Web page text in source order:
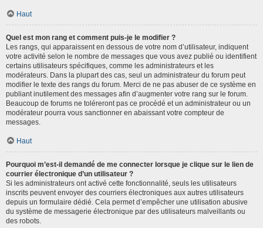
Haut
Quel est mon rang et comment puis-je le modifier ?
Les rangs, qui apparaissent en dessous de votre nom d’utilisateur, indiquent
votre activité selon le nombre de messages que vous avez publié ou identifient
certains utilisateurs spécifiques, comme les administrateurs et les
modérateurs. Dans la plupart des cas, seul un administrateur du forum peut
modifier le texte des rangs du forum. Merci de ne pas abuser de ce système en
publiant inutilement des messages afin d’augmenter votre rang sur le forum.
Beaucoup de forums ne toléreront pas ce procédé et un administrateur ou un
modérateur pourra vous sanctionner en abaissant votre compteur de
messages.
Haut
Pourquoi m’est-il demandé de me connecter lorsque je clique sur le lien de
courrier électronique d’un utilisateur ?
Si les administrateurs ont activé cette fonctionnalité, seuls les utilisateurs
inscrits peuvent envoyer des courriers électroniques aux autres utilisateurs
depuis un formulaire dédié. Cela permet d’empêcher une utilisation abusive
du système de messagerie électronique par des utilisateurs malveillants ou
des robots.